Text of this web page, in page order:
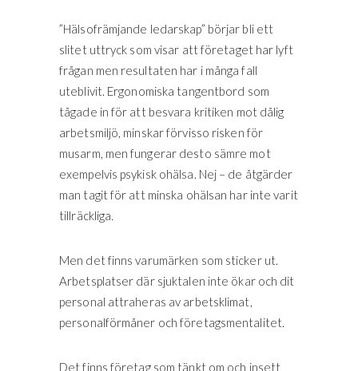
”Hälsofrämjande ledarskap” börjar bli ett
slitet uttryck som visar att företaget har lyft
frågan men resultaten har i många fall
uteblivit. Ergonomiska tangentbord som
tågade in för att besvara kritiken mot dålig
arbetsmiljö, minskar förvisso risken för
musarm, men fungerar desto sämre mot
exempelvis psykisk ohälsa. Nej – de åtgärder
man tagit för att minska ohälsan har inte varit
tillräckliga.
Men det finns varumärken som sticker ut.
Arbetsplatser där sjuktalen inte ökar och dit
personal attraheras av arbetsklimat,
personalförmåner och företagsmentalitet.
Det finns företag som tänkt om och insett